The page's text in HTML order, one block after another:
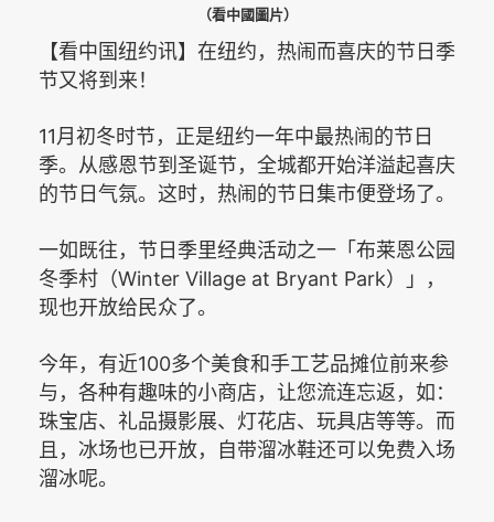
（看中國圖片）
【看中国纽约讯】在纽约，热闹而喜庆的节日季
节又将到来！
11月初冬时节，正是纽约一年中最热闹的节日
季。从感恩节到圣诞节，全城都开始洋溢起喜庆
的节日气氛。这时，热闹的节日集市便登场了。
一如既往，节日季里经典活动之一「布莱恩公园
冬季村（Winter Village at Bryant Park）」，
现也开放给民众了。
今年，有近100多个美食和手工艺品摊位前来参
与，各种有趣味的小商店，让您流连忘返，如：
珠宝店、礼品摄影展、灯花店、玩具店等等。 而
且，冰场也已开放，自带溜冰鞋还可以免费入场
溜冰呢。